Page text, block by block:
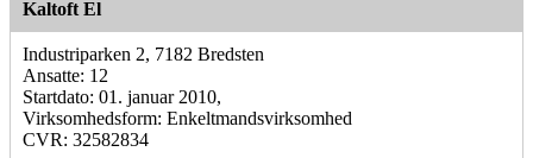
Kaltoft El
Industriparken 2, 7182 Bredsten
Ansatte: 12
Startdato: 01. januar 2010,
Virksomhedsform: Enkeltmandsvirksomhed
CVR: 32582834